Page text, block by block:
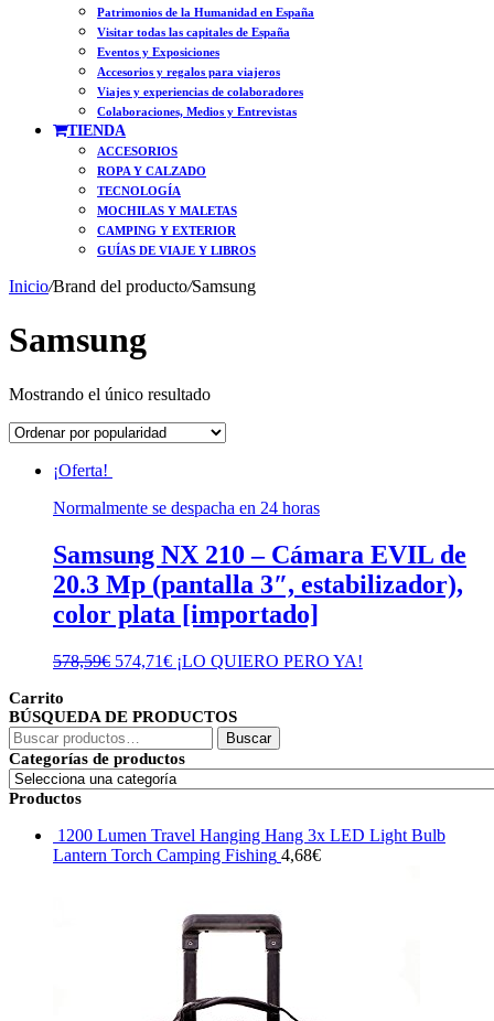
Patrimonios de la Humanidad en España
Visitar todas las capitales de España
Eventos y Exposiciones
Accesorios y regalos para viajeros
Viajes y experiencias de colaboradores
Colaboraciones, Medios y Entrevistas
TIENDA
ACCESORIOS
ROPA Y CALZADO
TECNOLOGÍA
MOCHILAS Y MALETAS
CAMPING Y EXTERIOR
GUÍAS DE VIAJE Y LIBROS
Inicio/Brand del producto/Samsung
Samsung
Mostrando el único resultado
¡Oferta!
Normalmente se despacha en 24 horas
Samsung NX 210 – Cámara EVIL de
20.3 Mp (pantalla 3″, estabilizador),
color plata [importado]
578,59€ El
era:
578,59€.
574,71€El
es:
574,71€.
¡LO QUIERO PERO YA!
Carrito
BÚSQUEDA DE PRODUCTOS
Buscar
por:
Buscar
Categorías de productos
Productos
1200 Lumen Travel Hanging Hang 3x LED Light Bulb
Lantern Torch Camping Fishing 4,68€